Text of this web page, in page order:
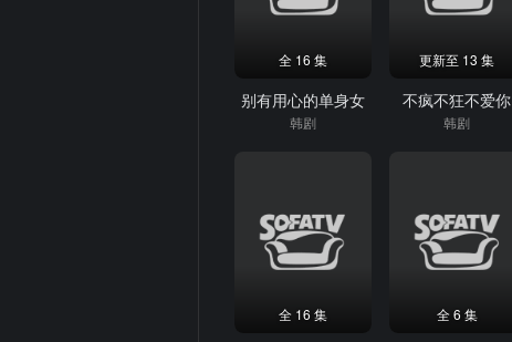
全 16 集
别有用心的单身女
韩剧
更新至 13 集
不疯不狂不爱你
韩剧
全 16 集 全 6 集